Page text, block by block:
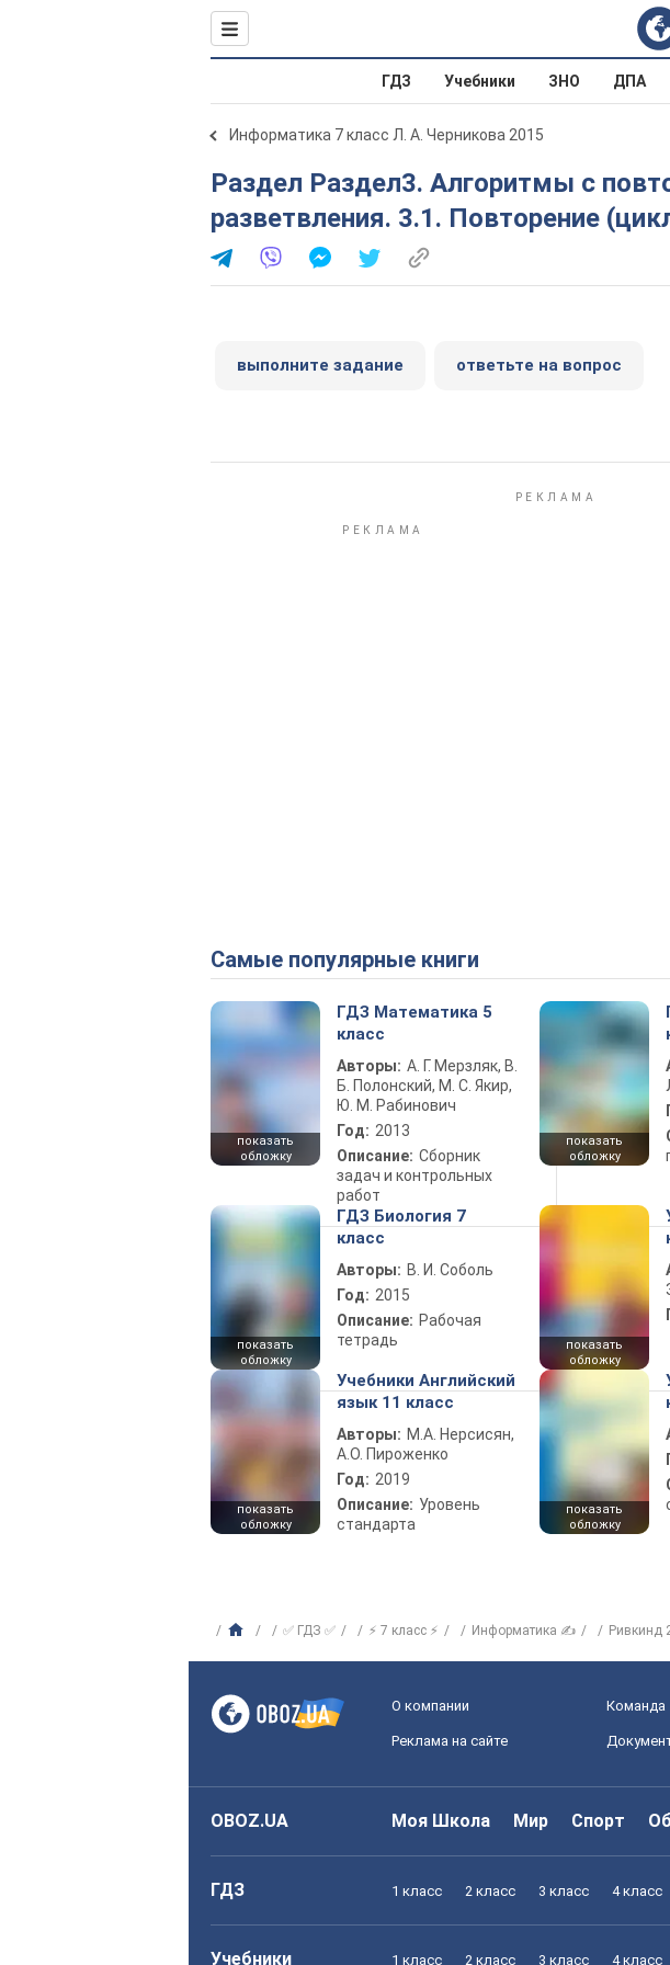
ГДЗ Учебники ЗНО ДПА
Информатика 7 класс Л. А. Черникова 2015
Раздел Раздел3. Алгоритмы с повторением и
разветвления. 3.1. Повторение
выполните задание ответьте на вопрос
Самые популярные книги
показать
обложку
ГДЗ Математика 5
класс
Авторы: А. Г. Мерзляк, В.
Б. Полонский, М. С. Якир,
Ю. М. Рабинович
Год: 2013
Описание: Сборник
задач и контрольных
работ
показать
обложку
показать
обложку
ГДЗ Биология 7
класс
Авторы: В. И. Соболь
Год: 2015
Описание: Рабочая
тетрадь
показать
обложку
показать
обложку
Учебники Английский
язык 11 класс
Авторы: М.А. Нерсисян,
А.О. Пироженко
Год: 2019
Описание: Уровень
стандарта
показать
обложку
✅ ГДЗ ✅ ⚡ 7 класс ⚡ Информатика ✍ Ривкинд
О компании Команда
Реклама на сайте
OBOZ.UA Моя Школа Мир Спорт
ГДЗ 1 класс 2 класс 3 класс 4 класс
Учебники 1 класс 2 класс 3 класс 4 класс